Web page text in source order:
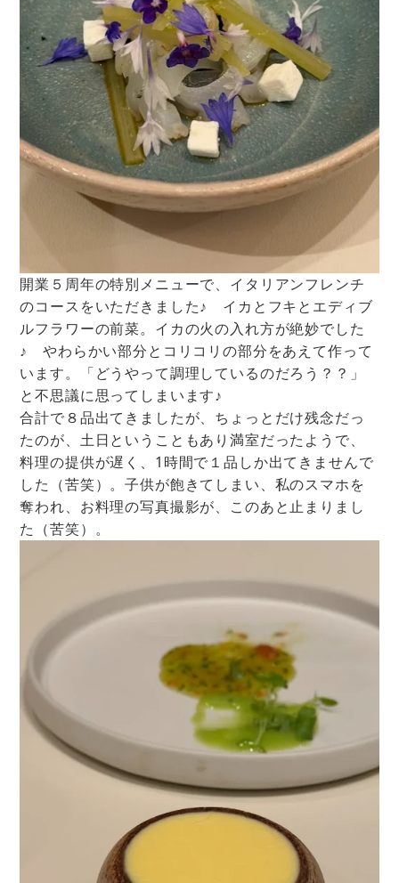
開業５周年の特別メニューで、イタリアンフレンチ
のコースをいただきました♪ イカとフキとエディブ
ルフラワーの前菜。イカの火の入れ方が絶妙でした
♪ やわらかい部分とコリコリの部分をあえて作って
います。「どうやって調理しているのだろう？？」
と不思議に思ってしまいます♪
合計で８品出てきましたが、ちょっとだけ残念だっ
たのが、土日ということもあり満室だったようで、
料理の提供が遅く、1時間で１品しか出てきませんで
した（苦笑）。子供が飽きてしまい、私のスマホを
奪われ、お料理の写真撮影が、このあと止まりまし
た（苦笑）。